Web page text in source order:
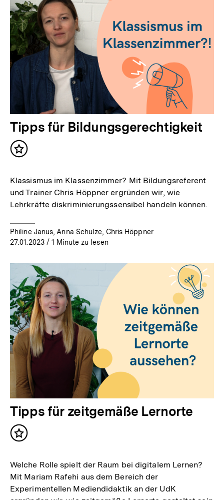
Tipps für Bildungsgerechtigkeit
Inhalt
Klassismus im Klassenzimmer? Mit Bildungsreferent
und Trainer Chris Höppner ergründen wir, wie
Lehrkräfte diskriminierungssensibel handeln können.
Philine Janus, Anna Schulze, Chris Höppner
27.01.2023/ 1 Minute zu lesen
Tipps für zeitgemäße Lernorte
Inhalt
Welche Rolle spielt der Raum bei digitalem Lernen?
Mit Mariam Rafehi aus dem Bereich der
Experimentellen Mediendidaktik an der UdK